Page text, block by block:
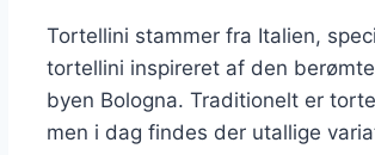
Tortellini stammer fra Italien,
tortellini inspireret af den
byen Bologna. Traditionelt er
men i dag findes der utallige